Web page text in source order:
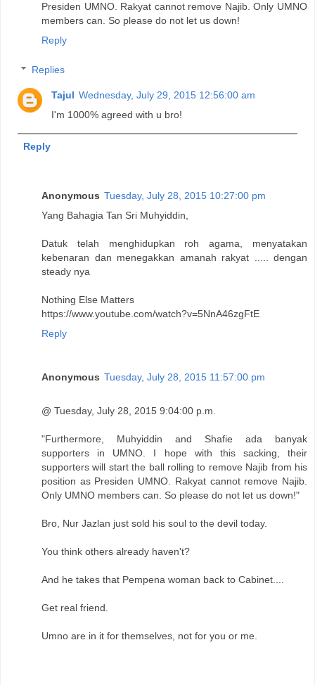
Presiden UMNO. Rakyat cannot remove Najib. Only UMNO
members can. So please do not let us down!
Reply
Replies
Tajul Wednesday, July 29, 2015 12:56:00 am
I'm 1000% agreed with u bro!
Reply
Anonymous Tuesday, July 28, 2015 10:27:00 pm
Yang Bahagia Tan Sri Muhyiddin,
Datuk telah menghidupkan roh agama, menyatakan
kebenaran dan menegakkan amanah rakyat ..... dengan
steady nya
Nothing Else Matters
https://www.youtube.com/watch?v=5NnA46zgFtE
Reply
Anonymous Tuesday, July 28, 2015 11:57:00 pm
@ Tuesday, July 28, 2015 9:04:00 p.m.
"Furthermore, Muhyiddin and Shafie ada banyak
supporters in UMNO. I hope with this sacking, their
supporters will start the ball rolling to remove Najib from his
position as Presiden UMNO. Rakyat cannot remove Najib.
Only UMNO members can. So please do not let us down!"
Bro, Nur Jazlan just sold his soul to the devil today.
You think others already haven't?
And he takes that Pempena woman back to Cabinet....
Get real friend.
Umno are in it for themselves, not for you or me.